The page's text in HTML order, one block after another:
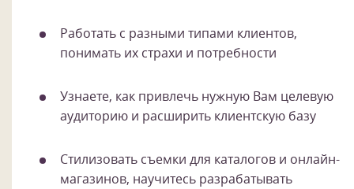
Работать с разными типами клиентов,
понимать их страхи и потребности
Узнаете, как привлечь нужную Вам целевую
аудиторию и расширить клиентскую базу
Стилизовать съемки для каталогов и онлайн-
магазинов, научитесь разрабатывать